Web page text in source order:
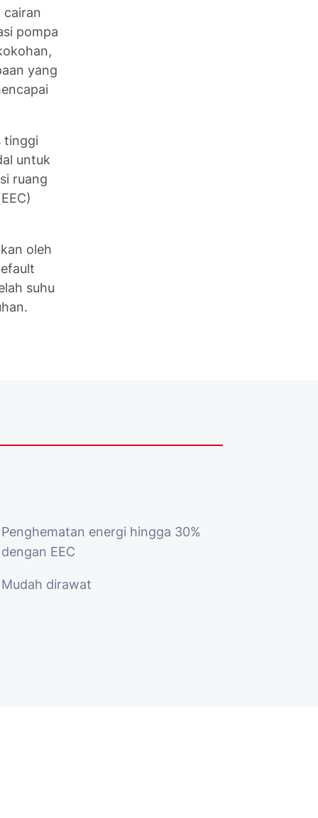
cairan
pompa
yang
tinggi
untuk
ruang
oleh
suhu
Penghematan energi hingga 30%
dengan EEC
Mudah dirawat